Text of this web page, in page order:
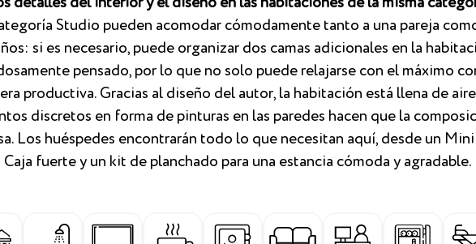
Studio pueden acomodar cómodamente tanto a una pareja
si es necesario, puede organizar dos camas adicionales en la
pensado, por lo que no solo puede relajarse con el máximo
productiva. Gracias al diseño del autor, la habitación está llena de
discretos en forma de pinturas en las paredes hacen que la
Los huéspedes encontrarán todo lo que necesitan aquí, desde un Mini
fuerte y un kit de planchado para una estancia cómoda y agradable.